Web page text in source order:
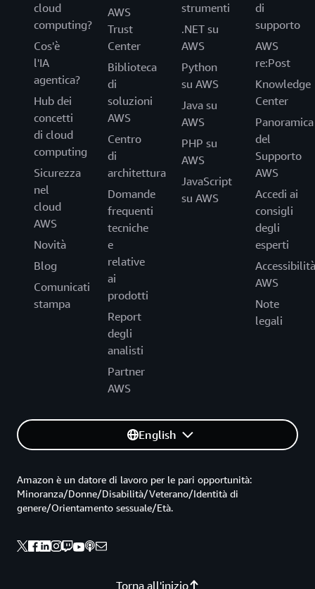
cloud
computing?
Cos'è
l'IA
agentica?
Hub dei
concetti
di cloud
computing
Sicurezza
nel
cloud
AWS
Novità
Blog
Comunicati
stampa
AWS
Trust
Center
Biblioteca
di
soluzioni
AWS
Centro
di
architettura
Domande
frequenti
tecniche
e
relative
ai
prodotti
Report
degli
analisti
Partner
AWS
strumenti
.NET su
AWS
Python
su AWS
Java su
AWS
PHP su
AWS
JavaScript
su AWS
di
supporto
AWS
re:Post
Knowledge
Center
Panoramica
del
Supporto
AWS
Accedi ai
consigli
degli
esperti
Accessibilità
AWS
Note
legali
English
Torna all'inizio
Amazon è un datore di lavoro per le pari opportunità:
Minoranza/Donne/Disabilità/Veterano/Identità di
genere/Orientamento sessuale/Età.